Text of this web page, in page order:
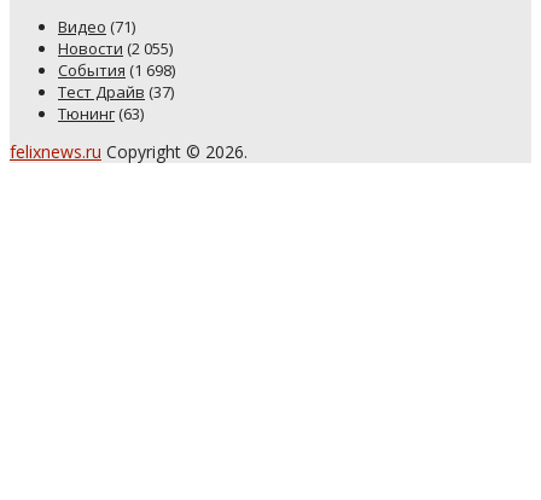
Видео (71)
Новости (2 055)
События (1 698)
Тест Драйв (37)
Тюнинг (63)
felixnews.ru Copyright © 2026.